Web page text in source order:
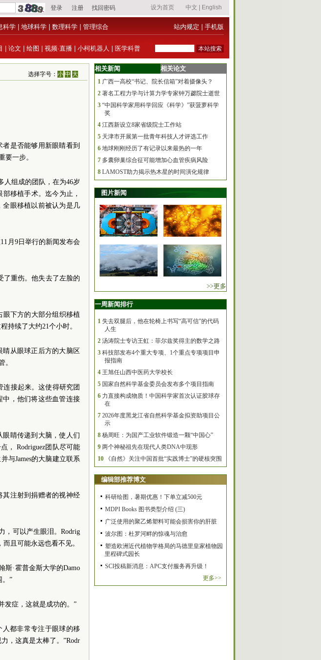
科学 地球科学 数理科学 管理综合 站内规定 手机版
论文 绘图 视频·直播 小柯机器人 医学科普
选择字号：小 中 大
是否能够用新眼睛看到
要一步。
人组成的团队，在为46岁
移植手术。迄今为止，
全眼移植以前被认为是几
月9日举行的新闻发布会
了重伤。他失去了左脸的
眼下方的大部分组织移植
持续了大约21个小时。
从眼球正后方的大脑区
。
连接起来。这使得研究团
中，他们将这些血管连接
睛传递到大脑，使人们
， Rodriguez团队尽可能
与James的大脑建立联系
其注射到捐赠者的视神经
，可以产生眼泪。Rodrig
且可能永远也看不见。
斯·霍普金斯大学的Damo
。”
发症，这就是成功的。”
人都非常专注于眼球的移
，这真是太棒了。”Rodr
相关新闻 相关论文
1 广西一高校“书记、院长信箱”对着摄像头？
2 著名工程力学与计算力学专家钟万勰院士逝世
3 “中国科学家用科学回应《科学》”获菠萝科学
奖
4 江西新设立8家省级院士工作站
5 天津市开展第一批青年科技人才评选工作
6 地球刚刚经历了有记录以来最热的一年
7 多囊卵巢综合征可能增加心血管疾病风险
8 LAMOST助力揭示热木星的时间演化规律
图片新闻
>>更多
一周新闻排行
1 失去双腿后，他在轮椅上书写“高可信”的代码
人生
2 汤涛院士专访王虹：菲尔兹奖得主的数学之路
3 科技部发布4个重大专项、1个重点专项项目申
报指南
4 王旭任山西中医药大学校长
5 国家自然科学基金委员会发布多个项目指南
6 力直接构成物质！中国科学家首次认证胶球存
在
7 2026年度黑龙江省自然科学基金拟资助项目公
示
8 杨周旺：为国产工业软件锻造一颗“中国心”
9 两个神秘祖先在现代人类DNA中现形
10
《自然》关注中国首批“实践博士”的硬核突围
编辑部推荐博文
科研绘图，暑期优惠！下单立减500元
MDPI Books 图书类型介绍 (三)
广泛使用的聚乙烯塑料可能会损害你的肝脏
波尔图：杜罗河畔的惊魂与治愈
塑造欧洲近代植物学格局的马德里皇家植物园
里程碑式园长
SCI投稿新消息：APC支付服务再升级！
更多>>